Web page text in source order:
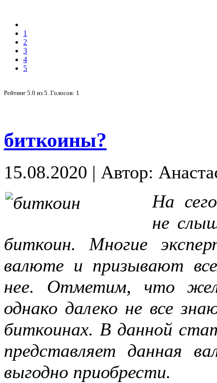
1
2
3
4
5
Рейтинг 5.0 из 5. Голосов: 1
биткоины?
15.08.2020 | Автор:
На
не
биткоин. Многие
валюте и призывают
нее. Отметим, что
однако далеко не все
биткоинах. В данной
представляет данная
выгодно приобрести.